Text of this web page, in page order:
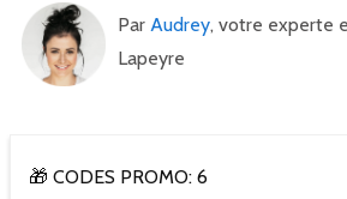
Par Audrey, votre experte
Lapeyre
🎁 CODES PROMO: 6